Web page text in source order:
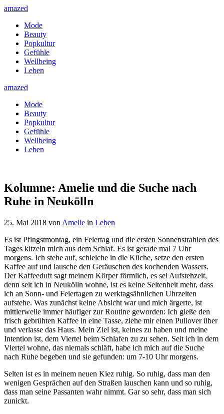
amazed
Mode
Beauty
Popkultur
Gefühle
Wellbeing
Leben
amazed
Mode
Beauty
Popkultur
Gefühle
Wellbeing
Leben
Kolumne: Amelie und die Suche nach
Ruhe in Neukölln
25. Mai 2018 von Amelie in Leben
Es ist Pfingstmontag, ein Feiertag und die ersten Sonnenstrahlen des
Tages kitzeln mich aus dem Schlaf. Es ist gerade mal 7 Uhr
morgens. Ich stehe auf, schleiche in die Küche, setze den ersten
Kaffee auf und lausche den Geräuschen des kochenden Wassers.
Der Kaffeeduft sagt meinem Körper förmlich, es sei Aufstehzeit,
denn seit ich in Neukölln wohne, ist es keine Seltenheit mehr, dass
ich an Sonn- und Feiertagen zu werktagsähnlichen Uhrzeiten
aufstehe. Was zunächst keine Absicht war und mich ärgerte, ist
mittlerweile immer häufiger zur Routine geworden: Ich gieße den
frisch gebrühten Kaffee in eine Tasse, ziehe mir einen Pullover über
und verlasse das Haus. Mein Ziel ist, keines zu haben und meine
Intention ist, dem Viertel beim Schlafen zu zu sehen. Seit ich in dem
Viertel wohne, das niemals schläft, habe ich mich auf die Suche
nach Ruhe begeben und sie gefunden: um 7-10 Uhr morgens.
Selten ist es in meinem neuen Kiez ruhig. So ruhig, dass man den
wenigen Gesprächen auf den Straßen lauschen kann und so ruhig,
dass man seine Passanten wahr nimmt. Gar so sehr, dass man sich
zunickt.